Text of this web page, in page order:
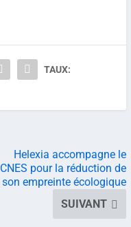
TAUX:
Helexia accompagne le
CNES pour la réduction de
son empreinte écologique
SUIVANT